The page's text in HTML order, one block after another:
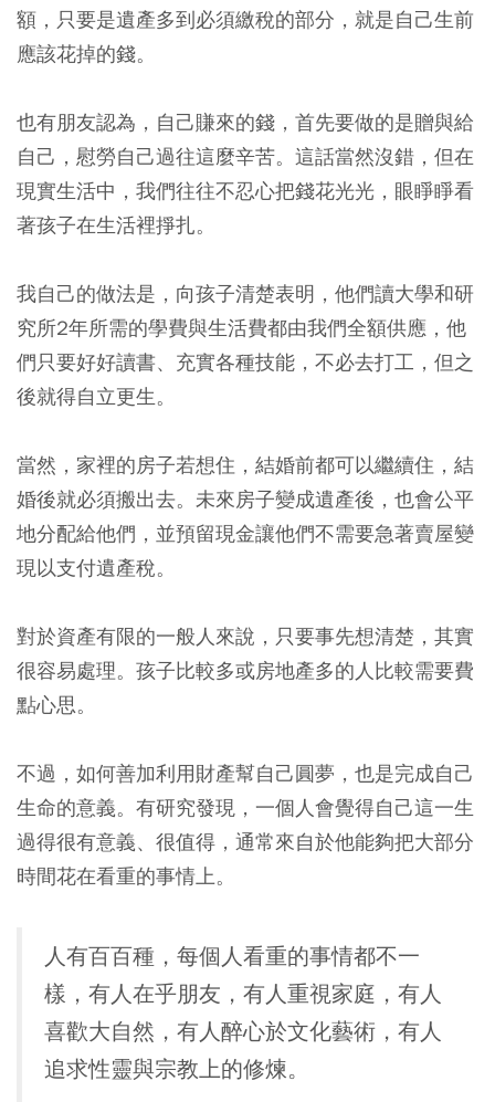
額，只要是遺產多到必須繳稅的部分，就是自己生前
應該花掉的錢。
也有朋友認為，自己賺來的錢，首先要做的是贈與給
自己，慰勞自己過往這麼辛苦。這話當然沒錯，但在
現實生活中，我們往往不忍心把錢花光光，眼睜睜看
著孩子在生活裡掙扎。
我自己的做法是，向孩子清楚表明，他們讀大學和研
究所2年所需的學費與生活費都由我們全額供應，他
們只要好好讀書、充實各種技能，不必去打工，但之
後就得自立更生。
當然，家裡的房子若想住，結婚前都可以繼續住，結
婚後就必須搬出去。未來房子變成遺產後，也會公平
地分配給他們，並預留現金讓他們不需要急著賣屋變
現以支付遺產稅。
對於資產有限的一般人來說，只要事先想清楚，其實
很容易處理。孩子比較多或房地產多的人比較需要費
點心思。
不過，如何善加利用財產幫自己圓夢，也是完成自己
生命的意義。有研究發現，一個人會覺得自己這一生
過得很有意義、很值得，通常來自於他能夠把大部分
時間花在看重的事情上。
人有百百種，每個人看重的事情都不一
樣，有人在乎朋友，有人重視家庭，有人
喜歡大自然，有人醉心於文化藝術，有人
追求性靈與宗教上的修煉。